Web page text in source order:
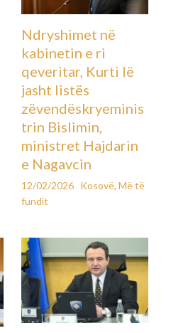
Ndryshimet në
kabinetin e ri
qeveritar, Kurti lë
jasht listës
zëvendëskryeminis
trin Bislimin,
ministret Hajdarin
e Nagavcin
12/02/2026 Kosovë, Më të
fundit